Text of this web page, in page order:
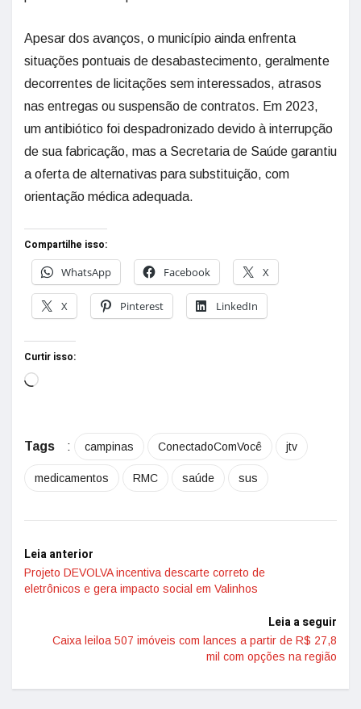
Apesar dos avanços, o município ainda enfrenta
situações pontuais de desabastecimento, geralmente
decorrentes de licitações sem interessados, atrasos
nas entregas ou suspensão de contratos. Em 2023,
um antibiótico foi despadronizado devido à interrupção
de sua fabricação, mas a Secretaria de Saúde garantiu
a oferta de alternativas para substituição, com
orientação médica adequada.
Compartilhe isso:
WhatsApp
Facebook X
X Pinterest LinkedIn
Curtir isso:
Tags : campinas ConectadoComVocê jtv
medicamentos RMC saúde sus
Leia anterior
Projeto DEVOLVA incentiva descarte correto de
eletrônicos e gera impacto social em Valinhos
Leia a seguir
Caixa leiloa 507 imóveis com lances a partir de R$ 27,8
mil com opções na região